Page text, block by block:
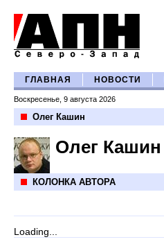
ГЛАВНАЯ НОВОСТИ
Воскресенье, 9 августа 2026
Олег Кашин
Олег Кашин
КОЛОНКА АВТОРА
Loading...